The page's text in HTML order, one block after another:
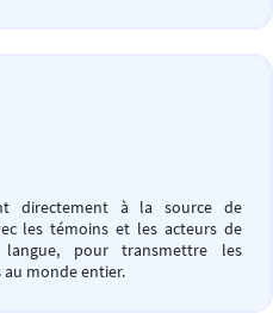
directement à la source de
les témoins et les acteurs de
pour transmettre les
monde entier.